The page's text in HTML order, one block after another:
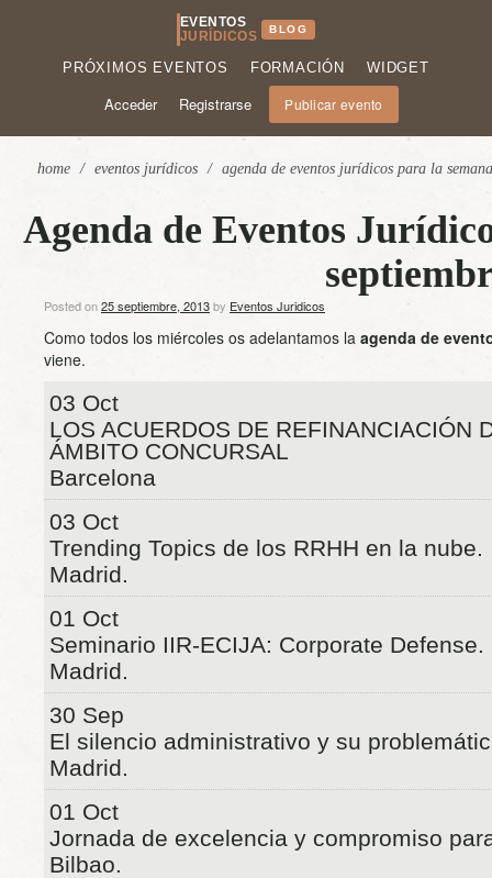
EVENTOS
JURÍDICOS
BLOG
PRÓXIMOS EVENTOS FORMACIÓN WIDGET
Acceder Registrarse Publicar evento
home / eventos jurídicos / agenda de eventos jurídicos para la
Agenda de Eventos
Posted on25 septiembre, 2013by Eventos Juridicos
Como todos los miércoles os adelantamos la agenda de
viene.
03 Oct
LOS ACUERDOS DE REFINANCIACIÓN
ÁMBITO CONCURSAL
Barcelona
03 Oct
Trending Topics de los RRHH en la nube.
Madrid.
01 Oct
Seminario IIR-ECIJA: Corporate Defense.
Madrid.
30 Sep
El silencio administrativo y su
Madrid.
01 Oct
Jornada de excelencia y compromiso
Bilbao.